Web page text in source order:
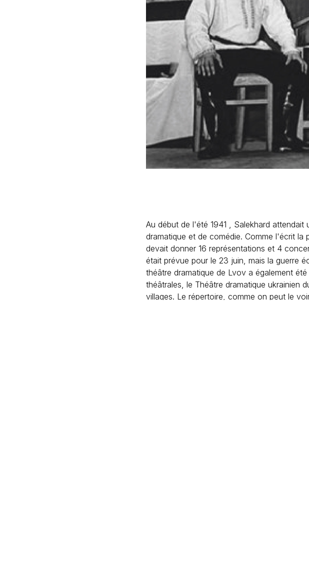
Au début de l'été 1941 , Salekhard
dramatique et de comédie. Comme l'écrit
devait donner 16 représentations et 4
était prévue pour le 23 juin, mais la guerre
théâtre dramatique de Lvov a également
théâtrales, le Théâtre dramatique ukrainien
villages. Le répertoire, comme on peut le